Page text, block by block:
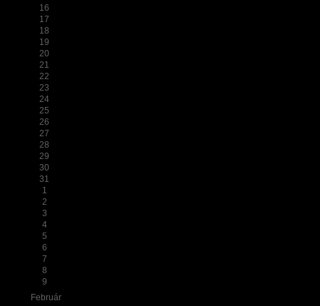
16
17
18
19
20
21
22
23
24
25
26
27
28
29
30
31
1
2
3
4
5
6
7
8
9
Február